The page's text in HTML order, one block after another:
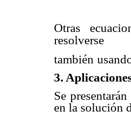
Otras
resolverse
también
3.
Se
en la solución